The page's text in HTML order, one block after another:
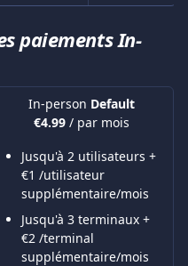
paiements In-
In-person Default
€4.99 / par mois
Jusqu'à 2 utilisateurs +
€1 /utilisateur
supplémentaire/mois
Jusqu'à 3 terminaux +
€2 /terminal
supplémentaire/mois